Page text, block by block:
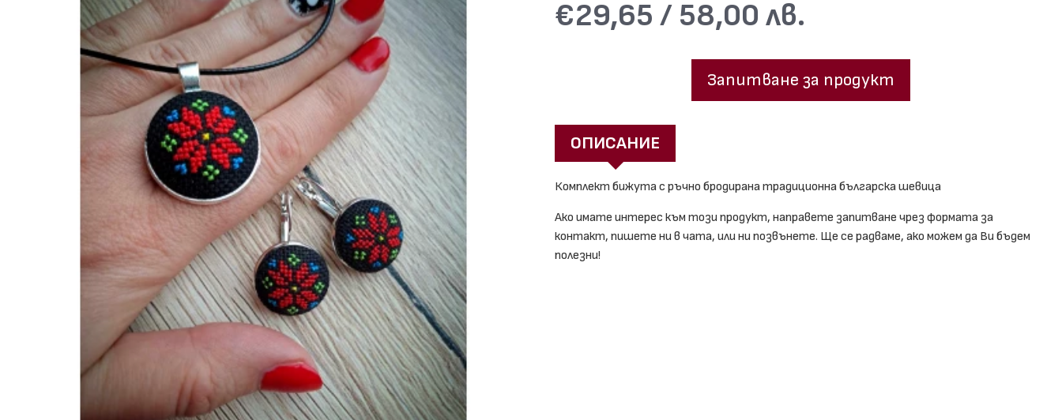
€29,65 / 58,00 лв.
Запитване за продукт
ОПИСАНИЕ
Комплект бижута с ръчно бродирана традиционна българска шевица
Ако имате интерес към този продукт, направете запитване чрез формата за
контакт, пишете ни в чата, или ни позвънете. Ще се радваме, ако можем да Ви бъдем
полезни!